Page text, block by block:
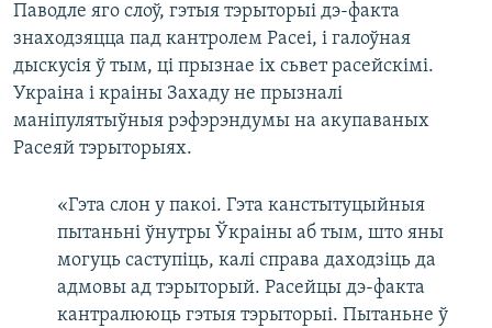
Паводле яго слоў, гэтыя тэрыторыі дэ-факта
знаходзяцца пад кантролем Расеі, і галоўная
дыскусія ў тым, ці прызнае іх сьвет расейскімі.
Украіна і краіны Захаду не прызналі
маніпулятыўныя рэфэрэндумы на акупаваных
Расеяй тэрыторыях.
«Гэта слон у пакоі. Гэта канстытуцыйныя
пытаньні ўнутры Ўкраіны аб тым, што яны
могуць саступіць, калі справа даходзіць да
адмовы ад тэрыторый. Расейцы дэ-факта
кантралююць гэтыя тэрыторыі. Пытаньне ў